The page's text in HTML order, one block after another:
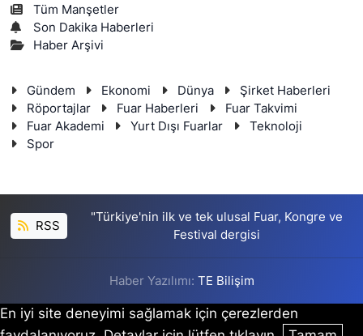
Tüm Manşetler
Son Dakika Haberleri
Haber Arşivi
Gündem Ekonomi Dünya
Şirket Haberleri
Röportajlar
Fuar Haberleri
Fuar Takvimi
Fuar Akademi
Yurt Dışı Fuarlar
Teknoloji
Spor
RSS
"Türkiye'nin ilk ve tek ulusal Fuar, Kongre ve
Festival dergisi
Haber Yazılımı: TE Bilişim
En iyi site deneyimi sağlamak için çerezlerden